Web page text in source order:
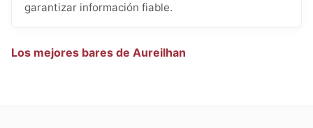
garantizar información fiable.
Los mejores bares de Aureilhan